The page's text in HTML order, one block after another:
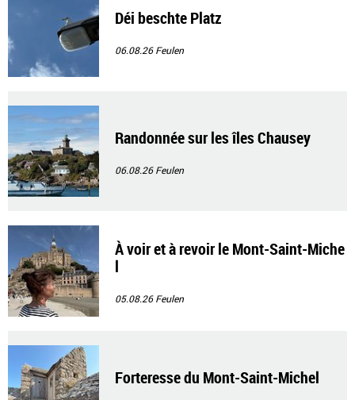
Déi beschte Platz
06.08.26Feulen
Randonnée sur les îles Chausey
06.08.26Feulen
À voir et à revoir le Mont-Saint-Miche
l
05.08.26Feulen
Forteresse du Mont-Saint-Michel